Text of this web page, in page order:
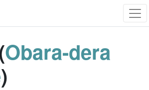
Obara-dera
)